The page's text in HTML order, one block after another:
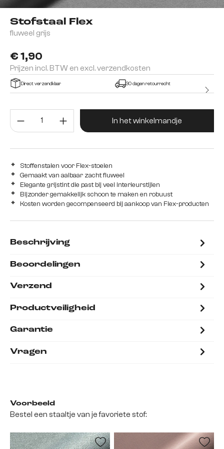
Stofstaal Flex
fluweel grijs
€ 1,90
Prijzen incl. BTW en excl. verzendkosten
Direct verzendklaar 30 dagen retourrecht
Producthoeveelheid: Voer de
In het winkelmandje
Stoffenstalen voor Flex-stoelen
Gemaakt van aaibaar zacht fluweel
Elegante grijstint die past bij veel interieurstijlen
Bijzonder gemakkelijk schoon te maken en robuust
Kosten worden gecompenseerd bij aankoop van Flex-producten
Beschrijving
Beoordelingen
Verzend
Productveiligheid
Garantie
Vragen
Voorbeeld
Bestel een staaltje van je favoriete stof: